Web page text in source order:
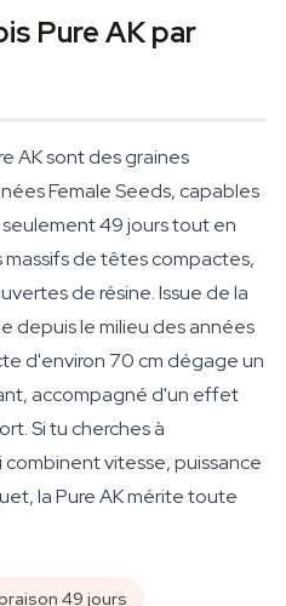
Pure AK par
AK sont des graines
Female Seeds, capables
49 jours tout en
de têtes compactes,
de résine. Issue de la
depuis le milieu des années
d'environ 70 cm dégage un
accompagné d'un effet
Si tu cherches à
vitesse, puissance
la Pure AK mérite toute
49 jours